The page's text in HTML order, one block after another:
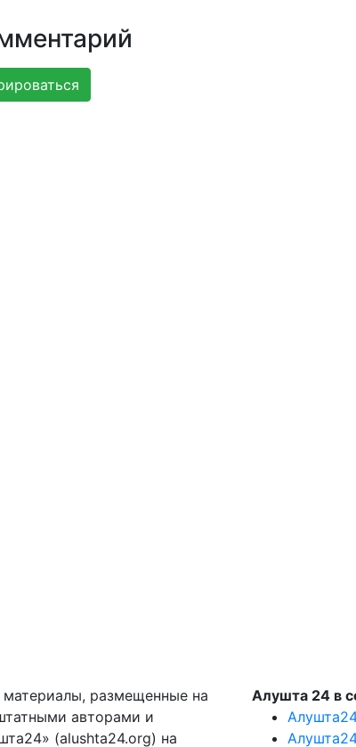
размещенные на
авторами и
(alushta24.org) на
Алушта 24 в